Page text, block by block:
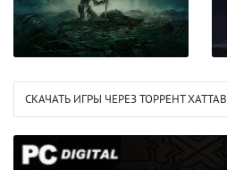
СКАЧАТЬ ИГРЫ ЧЕРЕЗ ТОРРЕНТ XATTAB